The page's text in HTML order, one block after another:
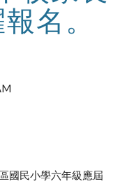
名。
國民小學六年級應屆